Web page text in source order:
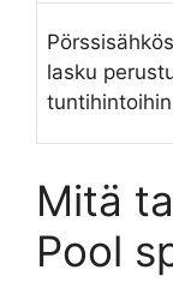
lasku
Mitä
Pool